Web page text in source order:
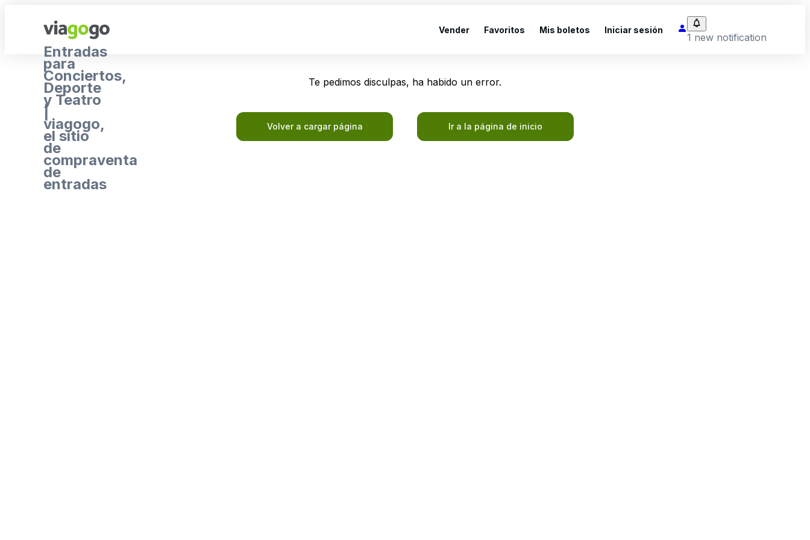
Entradas
para
Conciertos,
Deporte
y Teatro
|
viagogo,
el sitio
de
compraventa
de
entradas
Vender Favoritos Mis boletos Iniciar sesión
1 new notification
Te pedimos disculpas, ha habido un error.
Volver a cargar página Ir a la página de inicio